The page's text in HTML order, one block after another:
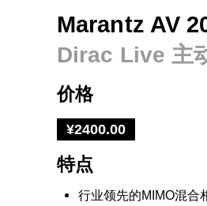
Marantz AV
Dirac Live 主
价格
¥2400.00
特点
行业领先的MIMO混合